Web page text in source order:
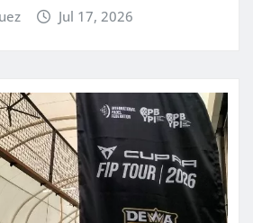
Jul 17, 2026